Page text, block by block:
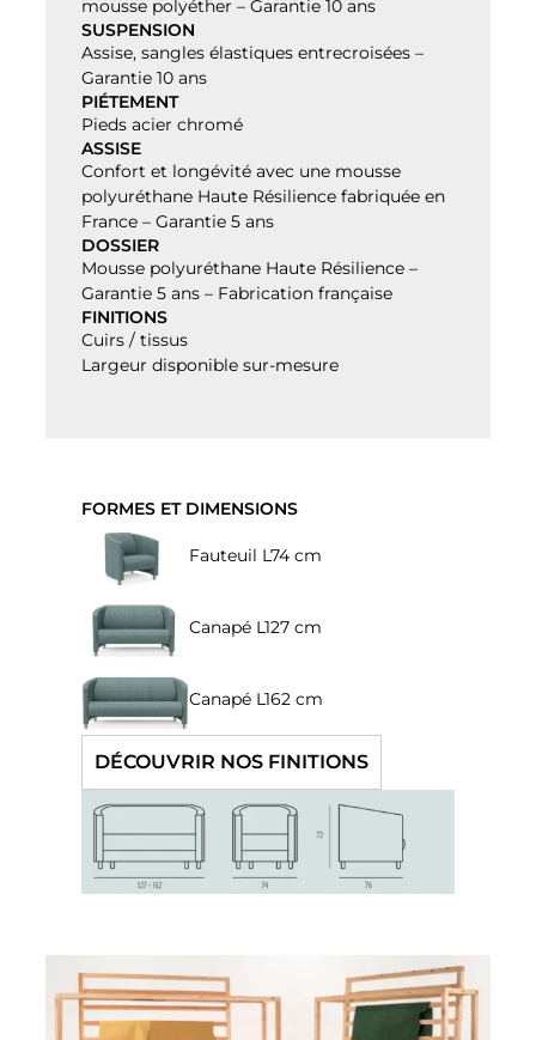
mousse polyéther – Garantie 10 ans
SUSPENSION
Assise, sangles élastiques entrecroisées –
Garantie 10 ans
PIÉTEMENT
Pieds acier chromé
ASSISE
Confort et longévité avec une mousse
polyuréthane Haute Résilience fabriquée en
France – Garantie 5 ans
DOSSIER
Mousse polyuréthane Haute Résilience –
Garantie 5 ans – Fabrication française
FINITIONS
Cuirs / tissus
Largeur disponible sur-mesure
FORMES ET DIMENSIONS
Fauteuil L74 cm
Canapé L127 cm
Canapé L162 cm
DÉCOUVRIR NOS FINITIONS